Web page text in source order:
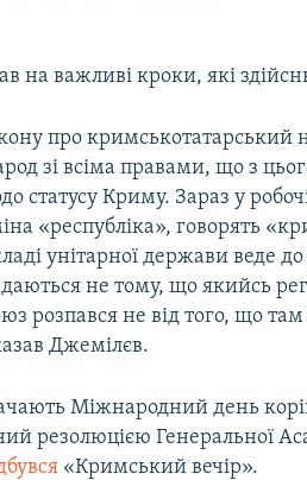
на важливі кроки, які
про кримськотатарський
зі всіма правами, що з
статусу Криму. Зараз у
«республіка», говорять
унітарної держави веде
не тому, що якийсь
розпався не від того, що там
Джемілєв.
Міжнародний день
резолюцією Генеральної
«Кримський вечір».